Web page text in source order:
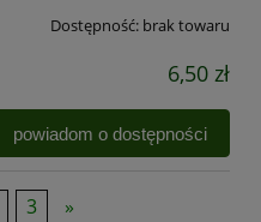
Dostępność: brak towaru
6,50 zł
powiadom o dostępności
3 »